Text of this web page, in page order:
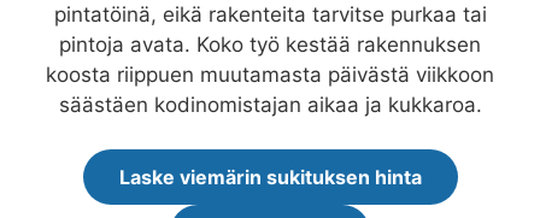
pintatöinä, eikä rakenteita tarvitse purkaa tai
pintoja avata. Koko työ kestää rakennuksen
koosta riippuen muutamasta päivästä viikkoon
säästäen kodinomistajan aikaa ja kukkaroa.
Laske viemärin sukituksen hinta